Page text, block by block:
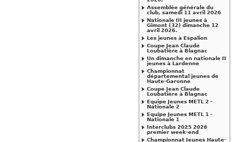
Assemblée générale du
club, samedi 11 avril 2026
Nationale III jeunes à
Gimont (32) dimanche 12
avril 2026.
Les jeunes à Espalion
Coupe Jean Claude
Loubatière à Blagnac
Un dimanche en nationale II
jeunes à Lardenne
Championnat
départemental jeunes de
Haute-Garonne
Coupe Jean Claude
Loubatière à Blagnac
Equipe Jeunes METL 2 -
Nationale 2
Equipe Jeunes METL 1 -
Nationale 1
Interclubs 2025 2026
premier week-end
Championnat Jeunes Haute-